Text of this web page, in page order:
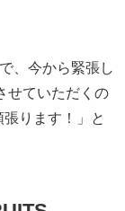
、今から緊張し
せていただくの
ります！」と